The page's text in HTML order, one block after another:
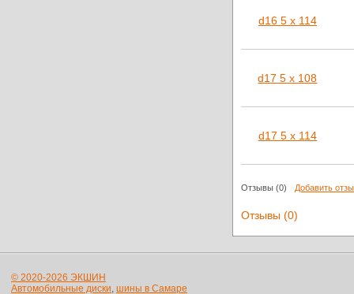
d16 5 x 114
d17 5 x 108
d17 5 x 114
Отзывы (0) Добавить
Отзывы (0)
© 2020-2026 ЭКШИН
Автомобильные диски, шины в Самаре